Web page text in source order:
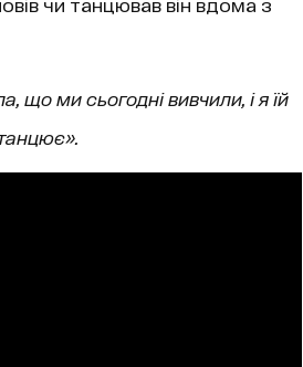
що ми сьогодні вивчили, і я їй